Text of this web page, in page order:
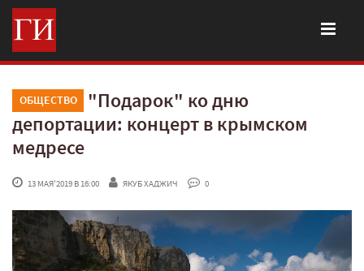
ОБЩЕСТВО
"Подарок" ко дню
депортации: концерт в крымском
медресе
13 МАЯ'2019 В 16:00 ЯКУБ ХАДЖИЧ 0